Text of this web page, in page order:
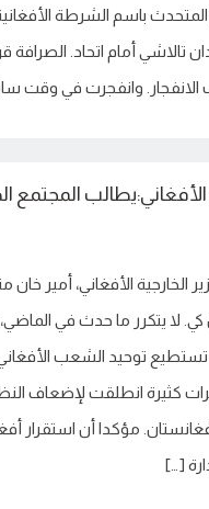
باسم الشرطة
وانفجرت في وقت
الأفغاني:يطالب المجتمع
الخارجية الأفغاني، أمير خان
لا یتکرر ما حدث في
توحيد الشعب الأفغاني
كثيرة انطلقت لإضعاف
مؤكدا أن استقرار
[…]